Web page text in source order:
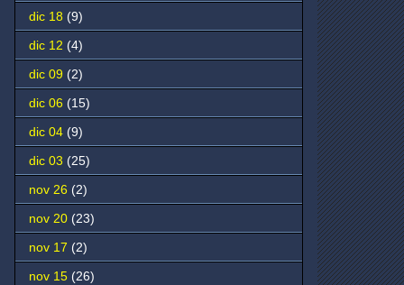
dic 18 (9)
dic 12 (4)
dic 09 (2)
dic 06 (15)
dic 04 (9)
dic 03 (25)
nov 26 (2)
nov 20 (23)
nov 17 (2)
nov 15 (26)